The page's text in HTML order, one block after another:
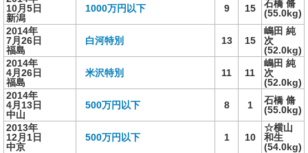
10月5日
新潟
1000万円以下 9 15
石橋 脩
(55.0kg)
2014年
7月26日
福島
白河特別 13 15
嶋田 純
次
(52.0kg)
2014年
4月26日
福島
米沢特別 11 11
嶋田 純
次
(52.0kg)
2014年
4月13日
中山
500万円以下 8 1
石橋 脩
(55.0kg)
2013年
12月1日
中京
500万円以下 1 10
☆横山
和生
(54.0kg)